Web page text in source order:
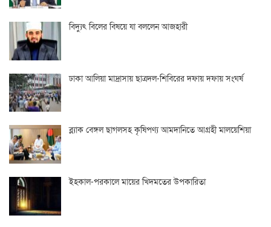
বিদ্যুৎ বিলের বিষয়ে যা বললেন আজহারী
ঢাকা আলিয়া মাদ্রাসায় ছাত্রদল-শিবিরের দফায় দফায় সংঘর্ষ
ব্ল্যাক বেঙ্গল ছাগলসহ কৃষিপণ্য আমদানিতে আগ্রহী মালয়েশিয়া
ইহকাল-পরকালে মায়ের খিদমতের উপকারিতা